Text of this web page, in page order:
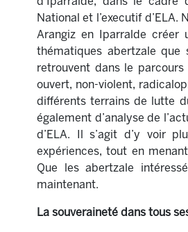
National et l’executif d’ELA.
Arangiz en Iparralde créer
thématiques abertzale que
retrouvent dans le
ouvert, non-violent,
différents terrains de lutte
également d’analyse de
d’ELA. Il s’agit d’y voir
expériences, tout en
Que les abertzale
maintenant.
La souveraineté dans tous